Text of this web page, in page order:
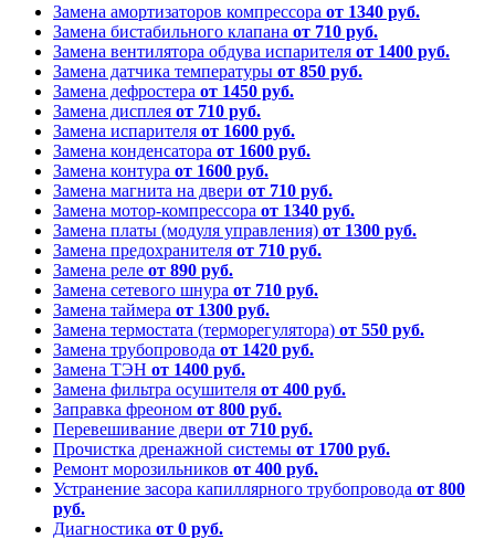
Замена амортизаторов компрессора от 1340 руб.
Замена бистабильного клапана от 710 руб.
Замена вентилятора обдува испарителя от 1400 руб.
Замена датчика температуры от 850 руб.
Замена дефростера от 1450 руб.
Замена дисплея от 710 руб.
Замена испарителя от 1600 руб.
Замена конденсатора от 1600 руб.
Замена контура от 1600 руб.
Замена магнита на двери от 710 руб.
Замена мотор-компрессора от 1340 руб.
Замена платы (модуля управления) от 1300 руб.
Замена предохранителя от 710 руб.
Замена реле от 890 руб.
Замена сетевого шнура от 710 руб.
Замена таймера от 1300 руб.
Замена термостата (терморегулятора) от 550 руб.
Замена трубопровода от 1420 руб.
Замена ТЭН от 1400 руб.
Замена фильтра осушителя от 400 руб.
Заправка фреоном от 800 руб.
Перевешивание двери от 710 руб.
Прочистка дренажной системы от 1700 руб.
Ремонт морозильников от 400 руб.
Устранение засора капиллярного трубопровода от 800
руб.
Диагностика от 0 руб.